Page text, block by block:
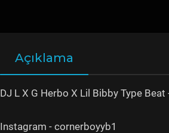
Açıklama
DJ L X G Herbo X Lil Bibby Type
Instagram - cornerboyyb1